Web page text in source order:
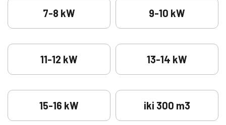
7-8 kW 9-10 kW
11-12 kW 13-14 kW
15-16 kW iki 300 m3